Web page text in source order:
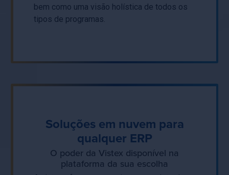
bem como uma visão holística de todos os
tipos de programas.
Soluções em nuvem para
qualquer ERP
O poder da Vistex disponível na
plataforma da sua escolha